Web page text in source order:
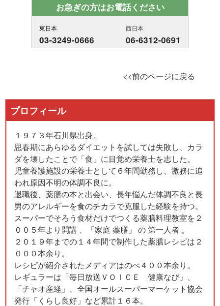
お急ぎの方はお電話ください
東日本
03-3249-0666
西日本
06-6312-0691
<<前のページに戻る
プロフィール
１９７３年石川県出身。
思春期にあらゆるダイエットを試しては失敗し、カラ
ダを壊したことで「食」に目覚め栄養士を志した。
児童養護施設の栄養士として６年間勤務し、激務に追
われ原因不明の体調不良に。
退職後、薬膳の本と出会い、長年悩んだ体調不良と長
男のアレルギーを食のチカラで克服した経験を持つ。
スーパーでそろう食材だけでつくる薬膳料理教室を２
００５年より開講 、「家庭 薬膳」 の 第一人者 。
２０１９年までの１４年間で制作した薬膳レシピは２
０００本余り。
レシピが紹介されたメディアはのべ４００本余り。
レギュラーは「毎日放送ＶＯＩＣＥ 健康なび」、
「チャオ産経」、全国オールスーパーマーケット協会
発行「くらし良好」など累計１６本。